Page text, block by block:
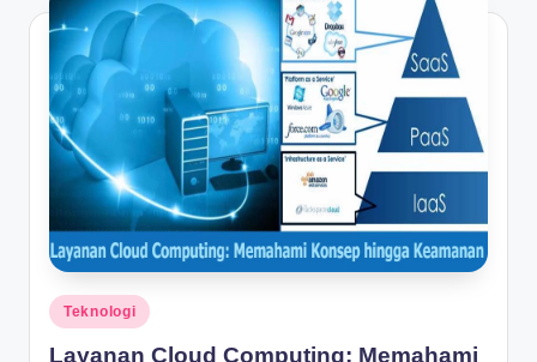
Posted
in
Teknologi
Layanan Cloud Computing: Memahami